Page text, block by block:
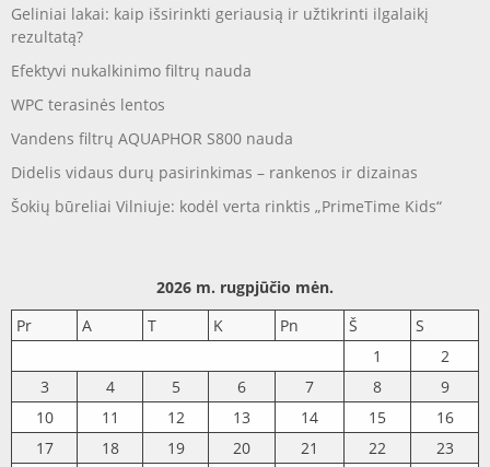
Geliniai lakai: kaip išsirinkti geriausią ir užtikrinti ilgalaikį
rezultatą?
Efektyvi nukalkinimo filtrų nauda
WPC terasinės lentos
Vandens filtrų AQUAPHOR S800 nauda
Didelis vidaus durų pasirinkimas – rankenos ir dizainas
Šokių būreliai Vilniuje: kodėl verta rinktis „PrimeTime Kids“
2026 m. rugpjūčio mėn.
Pr
A T K Pn Š
S
1
2
3
4 5 6 7 8
9
10
11 12 13 14 15
16
17
18 19 20 21 22
23